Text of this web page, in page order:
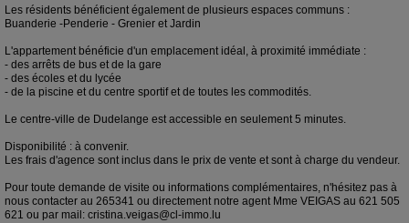
Les résidents bénéficient également de plusieurs espaces communs :
Buanderie -Penderie - Grenier et Jardin
L'appartement bénéficie d'un emplacement idéal, à proximité immédiate :
- des arrêts de bus et de la gare
- des écoles et du lycée
- de la piscine et du centre sportif et de toutes les commodités.
Le centre-ville de Dudelange est accessible en seulement 5 minutes.
Disponibilité : à convenir.
Les frais d'agence sont inclus dans le prix de vente et sont à charge du vendeur.
Pour toute demande de visite ou informations complémentaires, n'hésitez pas à
nous contacter au 265341 ou directement notre agent Mme VEIGAS au 621 505
621 ou par mail: cristina.veigas@cl-immo.lu